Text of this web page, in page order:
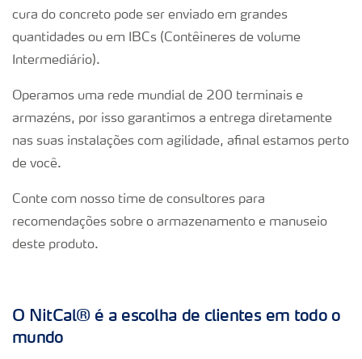
cura do concreto pode ser enviado em grandes
quantidades ou em IBCs (Contêineres de volume
Intermediário).
Operamos uma rede mundial de 200 terminais e
armazéns, por isso garantimos a entrega diretamente
nas suas instalações com agilidade, afinal estamos perto
de você.
Conte com nosso time de consultores para
recomendações sobre o armazenamento e manuseio
deste produto.
O NitCal® é a escolha de clientes em todo o
mundo